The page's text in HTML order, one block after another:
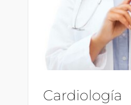
Cardiología